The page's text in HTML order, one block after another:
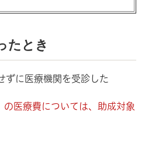
たとき
ずに医療機関を受診した
医療費については、助成対象